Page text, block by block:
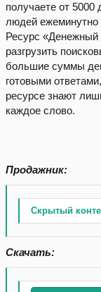
получаете от
людей
Ресурс «Денежный
разгрузить
большие суммы
готовыми
ресурсе знают
каждое слово.
Продажник:
Скрытый
Скачать: